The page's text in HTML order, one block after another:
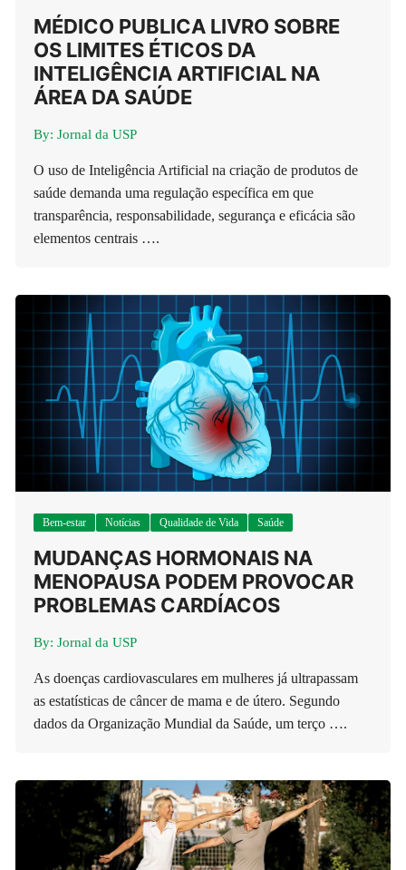
MÉDICO PUBLICA LIVRO SOBRE
OS LIMITES ÉTICOS DA
INTELIGÊNCIA ARTIFICIAL NA
ÁREA DA SAÚDE
By: Jornal da USP
O uso de Inteligência Artificial na criação de produtos de
saúde demanda uma regulação específica em que
transparência, responsabilidade, segurança e eficácia são
elementos centrais ….
Bem-estar Notícias Qualidade de Vida Saúde
MUDANÇAS HORMONAIS NA
MENOPAUSA PODEM PROVOCAR
PROBLEMAS CARDÍACOS
By: Jornal da USP
As doenças cardiovasculares em mulheres já ultrapassam
as estatísticas de câncer de mama e de útero. Segundo
dados da Organização Mundial da Saúde, um terço ….